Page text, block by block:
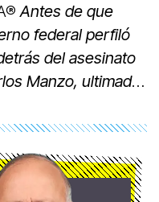
Antes de que
federal perfiló
del asesinato
Manzo, ultimado